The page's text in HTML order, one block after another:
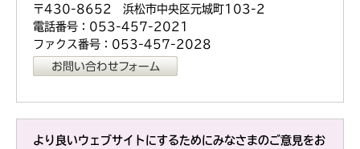
〒430-8652 浜松市中央区元城町103-2
電話番号：053-457-2021
ファクス番号：053-457-2028
より良いウェブサイトにするためにみなさまのご意見をお